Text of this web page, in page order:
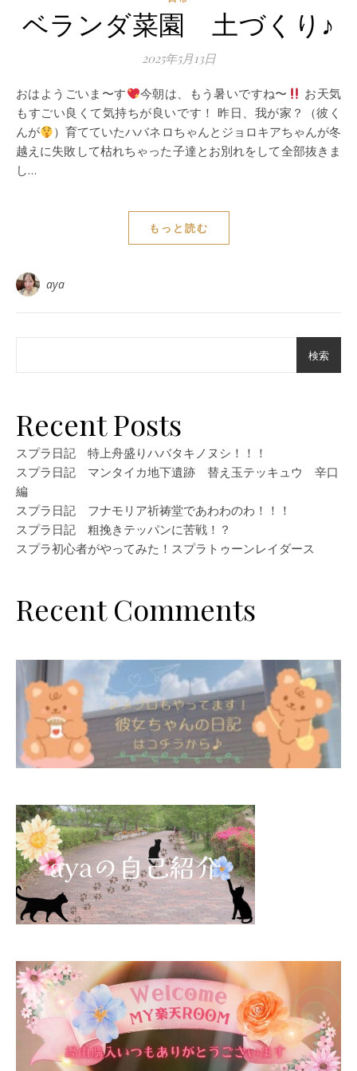
ベランダ菜園 土づくり♪
2025年5月13日
おはようごいま〜す 今朝は、もう暑いですね〜
お天気
もすごい良くて気持ちが良いです！ 昨日、我が家？（彼く
んが
）育てていたハバネロちゃんとジョロキアちゃんが冬
越えに失敗して枯れちゃった子達とお別れをして全部抜きま
し…
もっと読む
aya
検索
Recent Posts
スプラ日記 特上舟盛りハバタキノヌシ！！！
スプラ日記 マンタイカ地下遺跡 替え玉テッキュウ 辛口
編
スプラ日記 フナモリア祈祷堂であわわのわ！！！
スプラ日記 粗挽きテッパンに苦戦！？
スプラ初心者がやってみた！スプラトゥーンレイダース
Recent Comments